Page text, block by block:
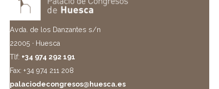
Avda. de los Danzantes s/n
22005 · Huesca
Tlf: +34 974 292 191
Fax: +34 974 211 208
palaciodecongresos@huesca.es